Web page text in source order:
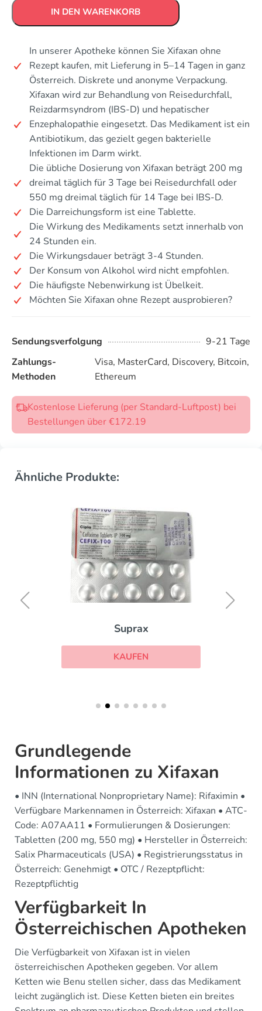
IN DEN WARENKORB
In unserer Apotheke können Sie Xifaxan ohne
Rezept kaufen, mit Lieferung in 5–14 Tagen in ganz
Österreich. Diskrete und anonyme Verpackung.
Xifaxan wird zur Behandlung von Reisedurchfall,
Reizdarmsyndrom (IBS-D) und hepatischer
Enzephalopathie eingesetzt. Das Medikament ist ein
Antibiotikum, das gezielt gegen bakterielle
Infektionen im Darm wirkt.
Die übliche Dosierung von Xifaxan beträgt 200 mg
dreimal täglich für 3 Tage bei Reisedurchfall oder
550 mg dreimal täglich für 14 Tage bei IBS-D.
Die Darreichungsform ist eine Tablette.
Die Wirkung des Medikaments setzt innerhalb von
24 Stunden ein.
Die Wirkungsdauer beträgt 3-4 Stunden.
Der Konsum von Alkohol wird nicht empfohlen.
Die häufigste Nebenwirkung ist Übelkeit.
Möchten Sie Xifaxan ohne Rezept ausprobieren?
Sendungsverfolgung
9-21 Tage
Zahlungs-
Methoden
Visa, MasterCard, Discovery, Bitcoin,
Ethereum
Kostenlose Lieferung (per Standard-Luftpost) bei
Bestellungen über €172.19
Ähnliche Produkte:
Suprax
KAUFEN
Grundlegende
Informationen zu Xifaxan
• INN (International Nonproprietary Name): Rifaximin •
Verfügbare Markennamen in Österreich: Xifaxan • ATC-
Code: A07AA11 • Formulierungen & Dosierungen:
Tabletten (200 mg, 550 mg) • Hersteller in Österreich:
Salix Pharmaceuticals (USA) • Registrierungsstatus in
Österreich: Genehmigt • OTC / Rezeptpflicht:
Rezeptpflichtig
Verfügbarkeit In
Österreichischen Apotheken
Die Verfügbarkeit von Xifaxan ist in vielen
österreichischen Apotheken gegeben. Vor allem
Ketten wie Benu stellen sicher, dass das Medikament
leicht zugänglich ist. Diese Ketten bieten ein breites